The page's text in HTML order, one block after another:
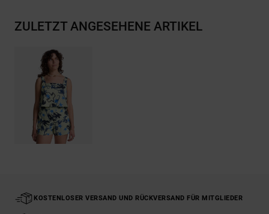
ZULETZT ANGESEHENE ARTIKEL
KOSTENLOSER VERSAND UND RÜCKVERSAND FÜR MITGLIEDER